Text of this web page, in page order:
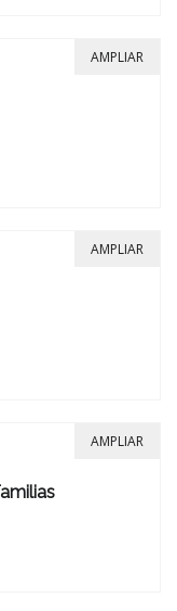
AMPLIAR
AMPLIAR
AMPLIAR